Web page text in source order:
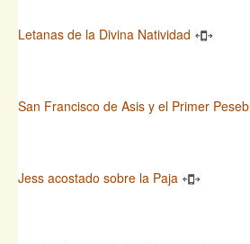
Letanas de la Divina Natividad
San Francisco de Asis y el Primer
Jess acostado sobre la Paja